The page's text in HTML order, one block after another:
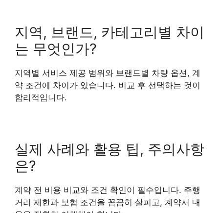
지역, 브랜드, 카테고리별 차이
는 무엇인가?
지역별 서비스 제공 범위와 브랜드별 차량 옵션, 계
약 조건에 차이가 있습니다. 비교 후 선택하는 것이
합리적입니다.
실제 사례와 활용 팁, 주의사항
은?
계약 전 비용 비교와 조건 확인이 필수입니다. 주행
거리 제한과 보험 조건을 꼼꼼히 살피고, 계약서 내